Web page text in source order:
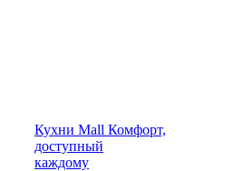
Кухни Mall Комфорт,
доступный
каждому